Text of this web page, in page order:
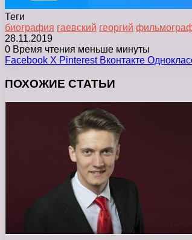
Теги
биография гаевский георгий
28.11.2019
0 Время чтения меньше минуты
Facebook X Pinterest Вконтакте
ПОХОЖИЕ СТАТЬИ